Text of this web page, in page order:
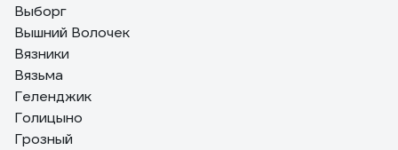
Выборг
Вышний Волочек
Вязники
Вязьма
Геленджик
Голицыно
Грозный